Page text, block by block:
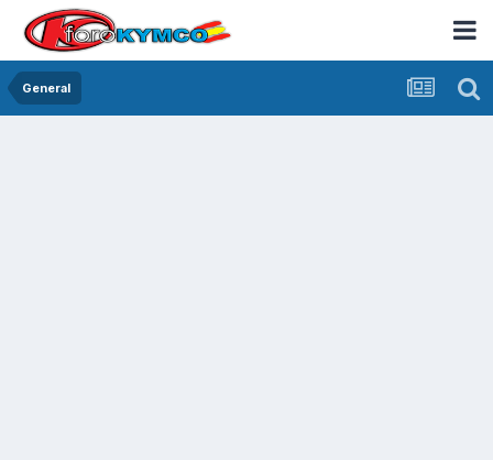
General